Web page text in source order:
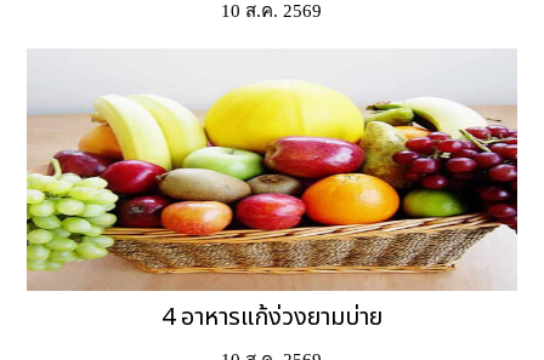
10 ส.ค. 2569
4 อาหารแก้ง่วงยามบ่าย